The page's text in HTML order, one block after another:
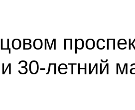
30-летний